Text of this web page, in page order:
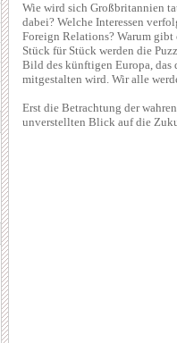
Wie wird sich Großbritannien
dabei? Welche Interessen
Foreign Relations? Warum
Stück für Stück werden die
Bild des künftigen Europa,
mitgestalten wird. Wir alle
Erst die Betrachtung der
unverstellten Blick auf die